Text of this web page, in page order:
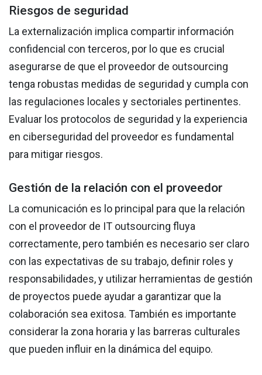
Riesgos de seguridad
La externalización implica compartir información
confidencial con terceros, por lo que es crucial
asegurarse de que el proveedor de outsourcing
tenga robustas medidas de seguridad y cumpla con
las regulaciones locales y sectoriales pertinentes.
Evaluar los protocolos de seguridad y la experiencia
en ciberseguridad del proveedor es fundamental
para mitigar riesgos.
Gestión de la relación con el proveedor
La comunicación es lo principal para que la relación
con el proveedor de IT outsourcing fluya
correctamente, pero también es necesario ser claro
con las expectativas de su trabajo, definir roles y
responsabilidades, y utilizar herramientas de gestión
de proyectos puede ayudar a garantizar que la
colaboración sea exitosa. También es importante
considerar la zona horaria y las barreras culturales
que pueden influir en la dinámica del equipo.